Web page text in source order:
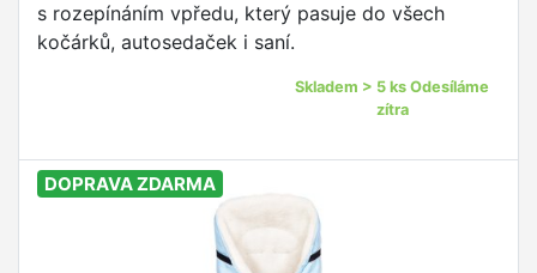
s rozepínáním vpředu, který pasuje do všech
kočárků, autosedaček i saní.
Skladem > 5 ks Odesíláme
zítra
DOPRAVA ZDARMA